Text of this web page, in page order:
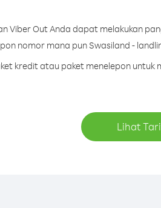
Viber Out Anda dapat melakukan
nomor mana pun Swasiland -
kredit atau paket menelepon
Lihat